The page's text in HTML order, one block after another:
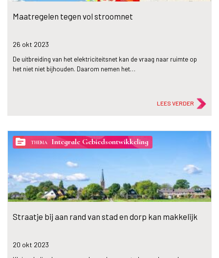
Maatregelen tegen vol stroomnet
26 okt 2023
De uitbreiding van het elektriciteitsnet kan de vraag naar ruimte op
het niet niet bijhouden. Daarom nemen het…
LEES VERDER
topic THEMA Integrale Gebiedsontwikkeling
Straatje bij aan rand van stad en dorp kan makkelijk
20 okt 2023